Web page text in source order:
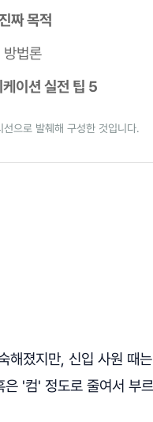
짜 목적
방법론
이션 실전 팁 5
선으로 발췌해 구성한 것입니다.
해졌지만, 신입 사원 때는
'컴' 정도로 줄여서 부